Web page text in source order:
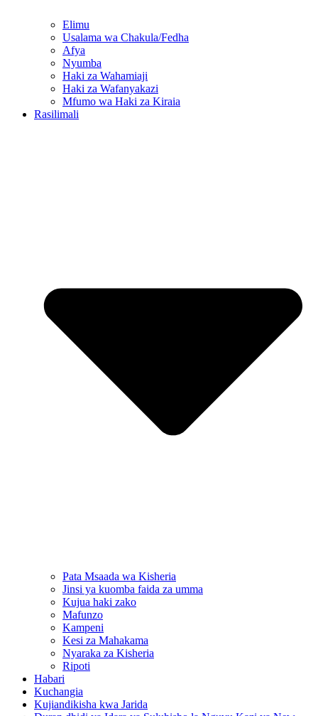
Elimu
Usalama wa Chakula/Fedha
Afya
Nyumba
Haki za Wahamiaji
Haki za Wafanyakazi
Mfumo wa Haki za Kiraia
Rasilimali
Pata Msaada wa Kisheria
Jinsi ya kuomba faida za umma
Kujua haki zako
Mafunzo
Kampeni
Kesi za Mahakama
Nyaraka za Kisheria
Ripoti
Habari
Kuchangia
Kujiandikisha kwa Jarida